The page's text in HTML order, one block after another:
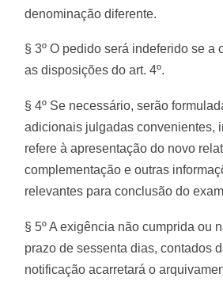
denominação diferente.
§ 3º O pedido será indeferido se a
as disposições do art. 4º.
§ 4º Se necessário, serão
adicionais julgadas convenientes,
refere à apresentação do novo
complementação e outras
relevantes para conclusão do
§ 5º A exigência não cumprida ou
prazo de sessenta dias, contados
notificação acarretará o